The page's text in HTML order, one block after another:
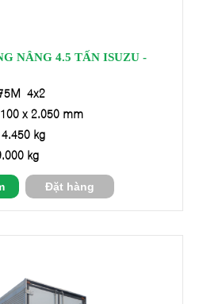
NÂNG 4.5 TẤN ISUZU -
4x2
x 2.050 mm
kg
kg
Đặt hàng